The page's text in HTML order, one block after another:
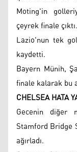
Moting'in
çeyrek finale çıktı.
Lazio'nun tek
kaydetti.
Bayern Münih,
finale kalarak bu
CHELSEA HATA
Gecenin diğer
Stamford Bridge
ağırladı.